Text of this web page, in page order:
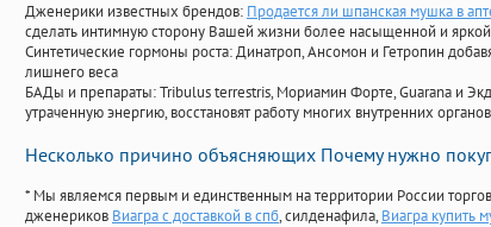
Дженерики известных брендов: Продается ли шпанская мушка в
сделать интимную сторону Вашей жизни более насыщенной и яркой
Синтетические гормоны роста: Динатроп, Ансомон и Гетропин
лишнего веса
БАДы и препараты:Tribulus terrestris, Мориамин Форте, Guarana и
утраченную энергию, восстановят работу многих внутренних
Несколько причино объясняющих Почему нужно
* Мы являемся первым и единственным на территории России
дженериков Виагра с доставкой в спб, силденафила, Виагра купить